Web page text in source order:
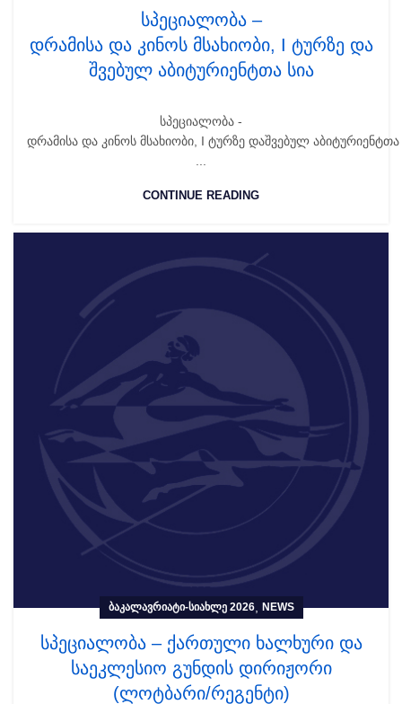
სპეციალობა –
დრამისა და კინოს მსახიობი, I ტურზე და
შვებულ აბიტურიენტთა სია
სპეციალობა -
დრამისა და კინოს მსახიობი, I ტურზე დაშვებულ აბიტურიენტთა
CONTINUE READING
ᲑᲐᲙᲐᲚᲐᲕᲠᲘᲐᲢᲘ-ᲡᲘᲐᲮᲚᲔ 2026, NEWS
სპეციალობა – ქართული ხალხური და
საეკლესიო გუნდის დირიჟორი
(ლოტბარი/რეგენტი)